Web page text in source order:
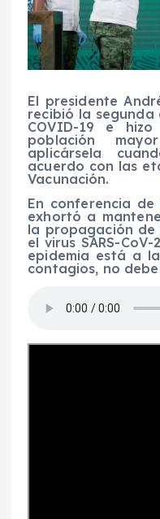
El presidente
recibió la
COVID-19 e
población
aplicársela
acuerdo con las
Vacunación.
En conferencia
exhortó a
la propagación de
el virus SARS-
epidemia está a
contagios, no